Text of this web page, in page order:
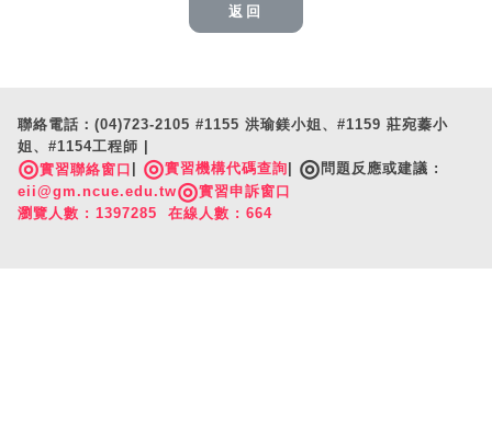
返回
聯絡電話：(04)723-2105 #1155 洪瑜鎂小姐、#1159 莊宛蓁小
姐、#1154工程師 |
◎實習聯絡窗口 ◎實習機構代碼查詢 ◎ 問題反應或建議 :
eii@gm.ncue.edu.tw◎實習申訴窗口
瀏覽人數 : 1397285 在線人數 : 664